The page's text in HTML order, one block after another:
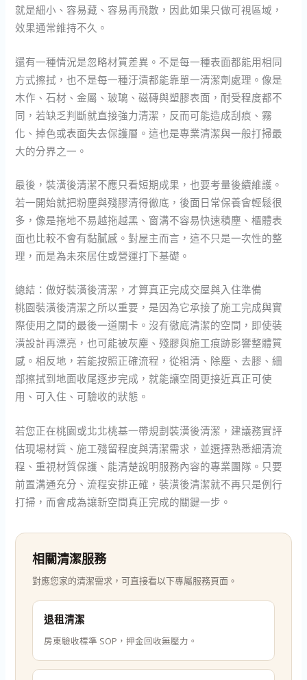
就是細小、容易藏、容易再飛散，因此如果只做可視區域，
效果通常維持不久。
還有一種情況是忽略材質差異。不是每一種表面都能用相同
方式擦拭，也不是每一種汙漬都能靠單一清潔劑處理。像是
木作、石材、金屬、玻璃、磁磚與塑膠表面，耐受程度都不
同，若缺乏判斷就直接強力清潔，反而可能造成刮痕、霧
化、掉色或表面失去保護層。這也是專業清潔與一般打掃最
大的分界之一。
最後，裝潢後清潔不應只看短期成果，也要考量後續維護。
若一開始就把粉塵與殘膠清得徹底，後面日常保養會輕鬆很
多，像是拖地不易越拖越黑、窗溝不容易快速積塵、櫃體表
面也比較不會有黏膩感。對屋主而言，這不只是一次性的整
理，而是為未來居住或營運打下基礎。
總結：做好裝潢後清潔，才算真正完成交屋與入住準備
桃園裝潢後清潔之所以重要，是因為它承接了施工完成與實
際使用之間的最後一道關卡。沒有徹底清潔的空間，即使裝
潢設計再漂亮，也可能被灰塵、殘膠與施工痕跡影響整體質
感。相反地，若能按照正確流程，從粗清、除塵、去膠、細
部擦拭到地面收尾逐步完成，就能讓空間更接近真正可使
用、可入住、可驗收的狀態。
若您正在桃園或北北桃基一帶規劃裝潢後清潔，建議務實評
估現場材質、施工殘留程度與清潔需求，並選擇熟悉細清流
程、重視材質保護、能清楚說明服務內容的專業團隊。只要
前置溝通充分、流程安排正確，裝潢後清潔就不再只是例行
打掃，而會成為讓新空間真正完成的關鍵一步。
相關清潔服務
對應您家的清潔需求，可直接看以下專屬服務頁面。
退租清潔
房東驗收標準 SOP，押金回收無壓力。